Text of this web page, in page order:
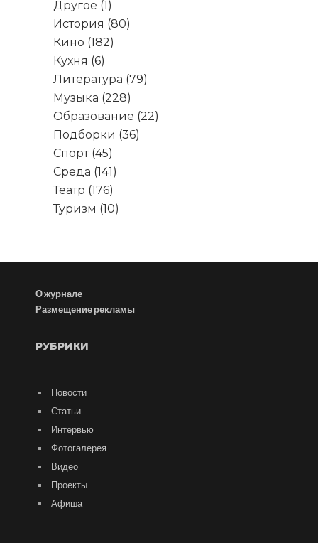
Другое (1)
История (80)
Кино (182)
Кухня (6)
Литература (79)
Музыка (228)
Образование (22)
Подборки (36)
Спорт(45)
Среда (141)
Театр (176)
Туризм (10)
О журнале
Размещение рекламы
РУБРИКИ
Новости
Статьи
Интервью
Фотогалерея
Видео
Проекты
Афиша